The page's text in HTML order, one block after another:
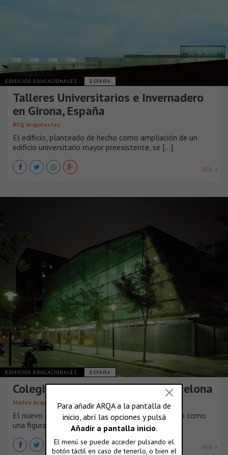
EDIFICIOS EDUCACIONALES ESPAÑA
Talleres Universitarios e Invernadero
en Girona, España
BCQ Arquitectes
El edificio, planteado de hecho como ampliación de un
edificio universitario mayor preexistente, se [...]
VER +
EDIFICIOS EDUCACIONALES ESPAÑA
Colegio Mayor Sant Jordi en Barcelona
Mateo Arquitectura Josep Lluís Mateo
El nuevo Colegio Mayor Sant Jordi se ha concebido como
una figura especial con voz [...]
VER +